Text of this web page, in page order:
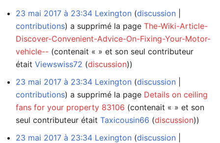
23 mai 2017 à 23:34 Lexington discussion
contributions a supprimé la page The-Wiki-Article-
Discover-Convenient-Advice-On-Fixing-Your-Motor-
vehicle-- (contenait « » et son seul contributeur
était Viewswiss72 (discussion))
23 mai 2017 à 23:34 Lexington discussion
contributions a supprimé la page Details on ceiling
fans for your property 83106 (contenait « » et son
seul contributeur était Taxicousin66 (discussion))
23 mai 2017 à 23:34 Lexington discussion